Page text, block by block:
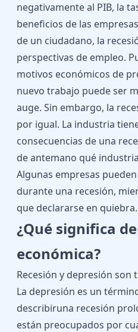
negativamente al PIB, la
beneficios de las
de un ciudadano, la
perspectivas de empleo.
motivos económicos de
nuevo trabajo puede ser
auge. Sin embargo, la
por igual. La industria
consecuencias de una
de antemano qué
Algunas empresas
durante una recesión,
que declararse en quiebra.
¿Qué significa
económica?
Recesión y depresión son
La depresión es un
describiruna recesión
están preocupados por